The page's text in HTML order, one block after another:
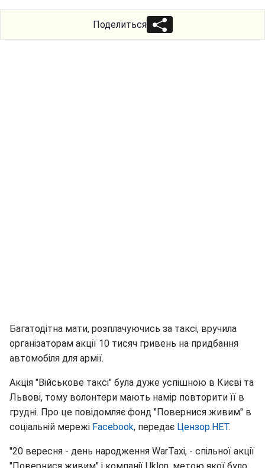
Поделиться
Багатодітна мати, розплачуючись за таксі, вручила
організаторам акції 10 тисяч гривень на придбання
автомобіля для армії.
Акція "Військове таксі" була дуже успішною в Києві та
Львові, тому волонтери мають намір повторити її в
грудні. Про це повідомляє фонд "Повернися живим" в
соціальній мережі Facebook, передає Цензор.НЕТ.
"20 вересня - день народження WarTaxi, - спільної акції